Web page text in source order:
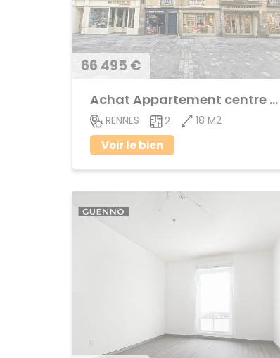
66 495 €
Achat Appartement centre ville
RENNES 2 18 M2
Voir le bien